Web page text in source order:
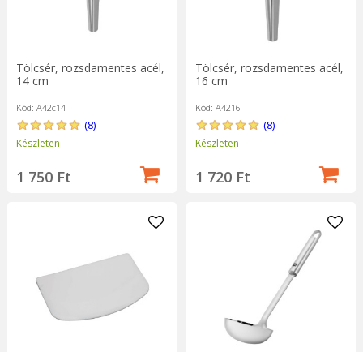
Tölcsér, rozsdamentes acél,
14 cm
Kód: A42c14
(8)
Készleten
1 750 Ft
Tölcsér, rozsdamentes acél,
16 cm
Kód: A4216
(8)
Készleten
1 720 Ft